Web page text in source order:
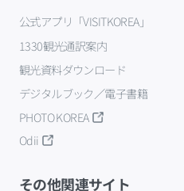
公式アプリ「VISITKOREA」
1330観光通訳案内
観光資料ダウンロード
デジタルブック／電子書籍
PHOTO KOREA
Odii
その他関連サイト